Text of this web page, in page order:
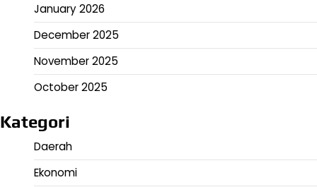
January 2026
December 2025
November 2025
October 2025
Kategori
Daerah
Ekonomi